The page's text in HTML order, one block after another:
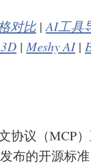
对比|AI工具
|Meshy AI|
协议（MCP
布的开源标